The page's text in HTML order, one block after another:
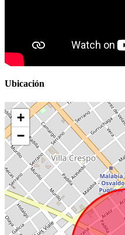
Ubicación
+
−